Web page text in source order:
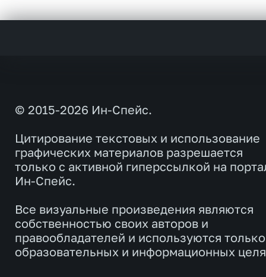
© 2015-2026 Ин-Спейс.
Цитирование текстовых и использование
графических материалов разрешается
только с активной гиперссылкой на
Ин-Спейс.
Все визуальные произведения являются
собственностью своих авторов и
правообладателей и используются
образовательных и информационных